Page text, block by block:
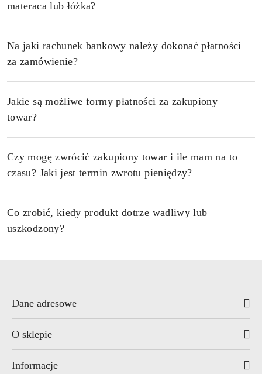
materaca lub łóżka?
Na jaki rachunek bankowy należy dokonać płatności
za zamówienie?
Jakie są możliwe formy płatności za zakupiony
towar?
Czy mogę zwrócić zakupiony towar i ile mam na to
czasu? Jaki jest termin zwrotu pieniędzy?
Co zrobić, kiedy produkt dotrze wadliwy lub
uszkodzony?
Dane adresowe
O sklepie
Informacje